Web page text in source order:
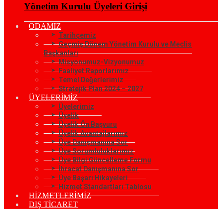
Yönetim Kurulu Üyeleri Girişi
ODAMIZ
Tarihçemiz
Geçmiş Dönem Yönetim Kurulu ve Meclis
Başkanları
Misyonumuz-Vizyonumuz
Faaliyet Raporlarımız
Temel Değerlerimiz
Stratejik Plan 2024 – 2027
ÜYELERİMİZ
Üyelerimiz
Üyelik
Üyelik Ön Başvuru
Üyelik Avantajlarımız
Üye Danışmanına Sor
Üye Sorumluluklarımız
Üye Bilgi Güncelleme Formu
İhracat Danışmanına Sor
Üye Başarı Hikayeleri
Hizmet Standartları Tablosu
HİZMETLERİMİZ
DIŞ TİCARET